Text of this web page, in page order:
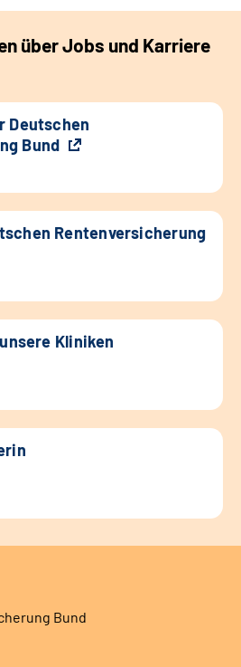
über Jobs und Karriere
Deutschen
Bund
Rentenversicherung
Kliniken
Bund